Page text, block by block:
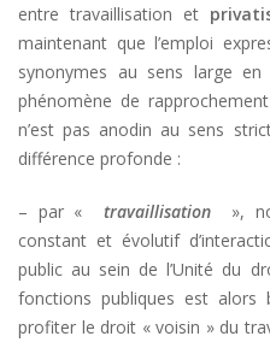
entre travaillisation et
maintenant que l’emploi
synonymes au sens large en
phénomène de
n’est pas anodin au sens
différence profonde :
– par « travaillisation
»,
constant et évolutif
public au sein de l’Unité du
fonctions publiques est
profiter le droit « voisin » du